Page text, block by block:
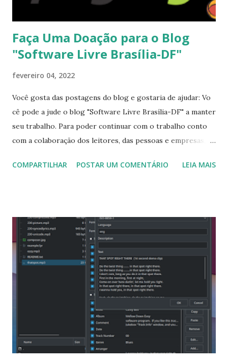
descartar o suporte pa...
Faça Uma Doação para o Blog
"Software Livre Brasília-DF"
fevereiro 04, 2022
Você gosta das postagens do blog e gostaria de ajudar: Vo
cê pode a jude o blog "Software Livre Brasília-DF" a manter
seu trabalho. Para poder continuar com o trabalho conto
com a colaboração dos leitores, das pessoas e empresas,
segurança do pagseguro que todos nos conhecemos. Ajude
direito do blog.
COMPARTILHAR POSTAR UM COMENTÁRIO LEIA MAIS